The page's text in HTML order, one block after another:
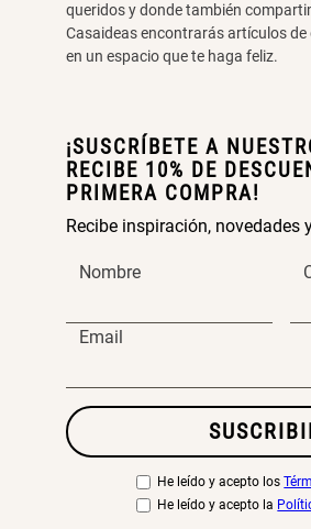
queridos y donde también
Casaideas encontrarás artículos de
en un espacio que te haga feliz.
¡SUSCRÍBETE A
RECIBE 10% DE
PRIMERA COMPRA!
Recibe inspiración, novedades
Nombre
Email
He leído y acepto los
He leído y acepto la